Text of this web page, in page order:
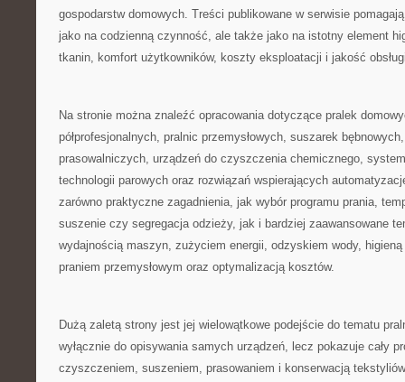
gospodarstw domowych. Treści publikowane w serwisie
jako na codzienną czynność, ale także jako na istotny element
tkanin, komfort użytkowników, koszty eksploatacji i jakość
Na stronie można znaleźć opracowania dotyczące pralek
półprofesjonalnych, pralnic przemysłowych, suszarek
prasowalniczych, urządzeń do czyszczenia chemicznego,
technologii parowych oraz rozwiązań wspierających
zarówno praktyczne zagadnienia, jak wybór programu prania,
suszenie czy segregacja odzieży, jak i bardziej zaawansowane
wydajnością maszyn, zużyciem energii, odzyskiem wody,
praniem przemysłowym oraz optymalizacją kosztów.
Dużą zaletą strony jest jej wielowątkowe podejście do tematu
wyłącznie do opisywania samych urządzeń, lecz pokazuje cały
czyszczeniem, suszeniem, prasowaniem i konserwacją